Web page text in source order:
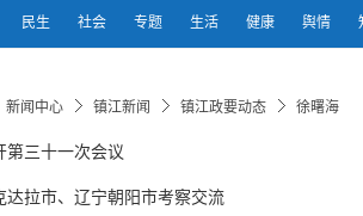
民生 社会 专题 生活 健康 舆情
新闻中心 镇江新闻 镇江政要动态 徐曙海
第三十一次会议
达拉市、辽宁朝阳市考察交流